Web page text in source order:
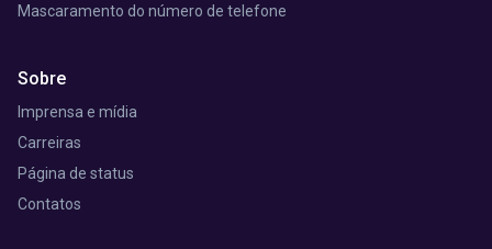
Mascaramento do número de telefone
Sobre
Imprensa e mídia
Carreiras
Página de status
Contatos